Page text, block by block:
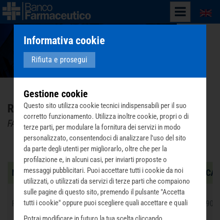
Recupero farmaci validi Palermo
FARMACIE ed ENTI CARITATIVI ADERENTI
Palermo - Farmacie aderenti
Nome Telefono Indirizzo
Farmacia Amari 0916828374
Via A.
Poliziano,
Informativa cookie
Rifiuta e prosegui
Gestione cookie
Questo sito utilizza cookie tecnici indispensabili per il suo
corretto funzionamento. Utilizza inoltre cookie, propri o di
terze parti, per modulare la fornitura dei servizi in modo
personalizzato, consentendoci di analizzare l'uso del sito
da parte degli utenti per migliorarlo, oltre che per la
profilazione e, in alcuni casi, per inviarti proposte o
messaggi pubblicitari. Puoi accettare tutti i cookie da noi
utilizzati, o utilizzati da servizi di terze parti che compaiono
sulle pagine di questo sito, premendo il pulsante "Accetta
tutti i cookie" oppure puoi scegliere quali accettare e quali
rifiutare premendo il pulsante "Personalizza scelta cookie".